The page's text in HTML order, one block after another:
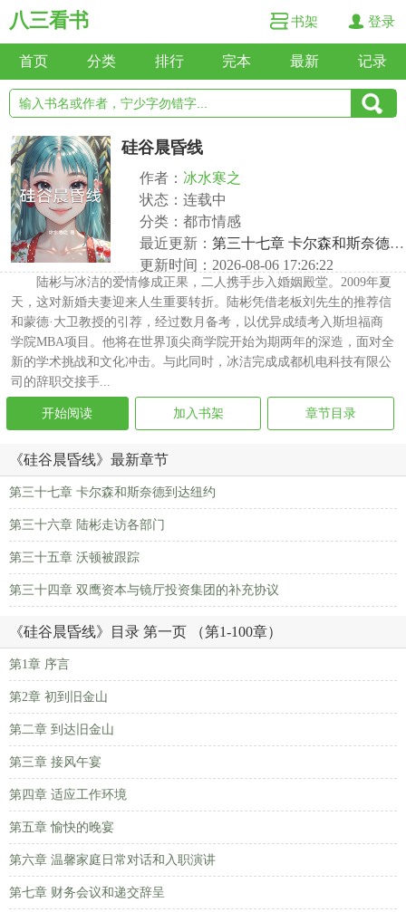
八三看书 书架 登录
首页 分类 排行 完本 最新 记录
硅谷晨昏线
作者： 冰水寒之
状态：连载中
分类：都市情感
最近更新： 第三十七章 卡尔森和斯奈德到达纽约
更新时间：2026-08-06 17:26:22
陆彬与冰洁的爱情修成正果，二人携手步入婚姻殿堂。2009年夏
天，这对新婚夫妻迎来人生重要转折。陆彬凭借老板刘先生的推荐信
和蒙德·大卫教授的引荐，经过数月备考，以优异成绩考入斯坦福商
学院MBA项目。他将在世界顶尖商学院开始为期两年的深造，面对全
新的学术挑战和文化冲击。与此同时，冰洁完成成都机电科技有限公
司的辞职交接手...
开始阅读 加入书架 章节目录
《硅谷晨昏线》最新章节
第三十七章 卡尔森和斯奈德到达纽约
第三十六章 陆彬走访各部门
第三十五章 沃顿被跟踪
第三十四章 双鹰资本与镜厅投资集团的补充协议
《硅谷晨昏线》目录 第一页 （第1-100章）
第1章 序言
第2章 初到旧金山
第二章 到达旧金山
第三章 接风午宴
第四章 适应工作环境
第五章 愉快的晚宴
第六章 温馨家庭日常对话和入职演讲
第七章 财务会议和递交辞呈